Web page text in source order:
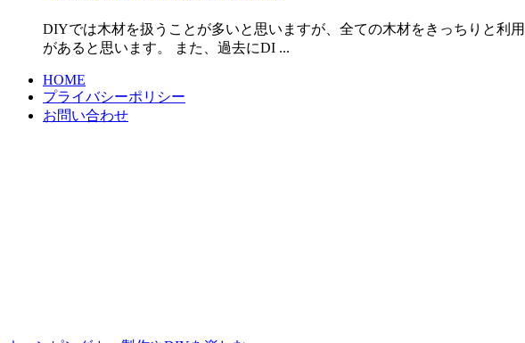
DIYでは木材を扱うことが多いと思いますが、全ての木材をきっちりと利
があると思います。 また、過去にDI ...
HOME
プライバシーポリシー
お問い合わせ